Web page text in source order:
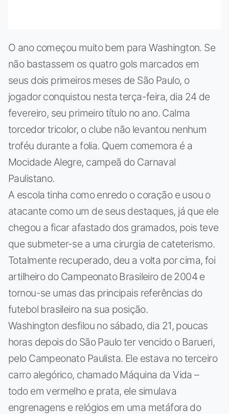
O ano começou muito bem para Washington. Se
não bastassem os quatro gols marcados em
seus dois primeiros meses de São Paulo, o
jogador conquistou nesta terça-feira, dia 24 de
fevereiro, seu primeiro título no ano. Calma
torcedor tricolor, o clube não levantou nenhum
troféu durante a folia. Quem comemora é a
Mocidade Alegre, campeã do Carnaval
Paulistano.
A escola tinha como enredo o coração e usou o
atacante como um de seus destaques, já que ele
chegou a ficar afastado dos gramados, pois teve
que submeter-se a uma cirurgia de cateterismo.
Totalmente recuperado, deu a volta por cima, foi
artilheiro do Campeonato Brasileiro de 2004 e
tornou-se umas das principais referências do
futebol brasileiro na sua posição.
Washington desfilou no sábado, dia 21, poucas
horas depois do São Paulo ter vencido o Barueri,
pelo Campeonato Paulista. Ele estava no terceiro
carro alegórico, chamado Máquina da Vida –
todo em vermelho e prata, ele simulava
engrenagens e relógios em uma metáfora do